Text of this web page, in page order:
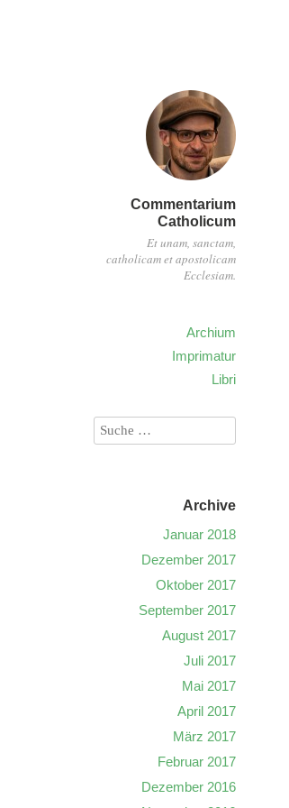
Commentarium
Catholicum
Et unam, sanctam,
catholicam et apostolicam
Ecclesiam.
Archium
Imprimatur
Libri
Archive
Januar 2018
Dezember 2017
Oktober 2017
September 2017
August 2017
Juli 2017
Mai 2017
April 2017
März 2017
Februar 2017
Dezember 2016